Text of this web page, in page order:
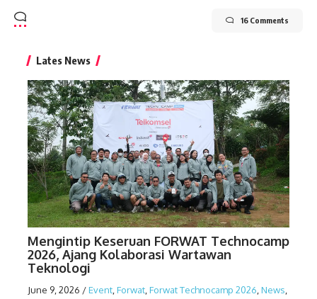
16 Comments
Lates News
Mengintip Keseruan FORWAT Technocamp
2026, Ajang Kolaborasi Wartawan
Teknologi
June 9, 2026 /Event,Forwat,Forwat Technocamp 2026,News,